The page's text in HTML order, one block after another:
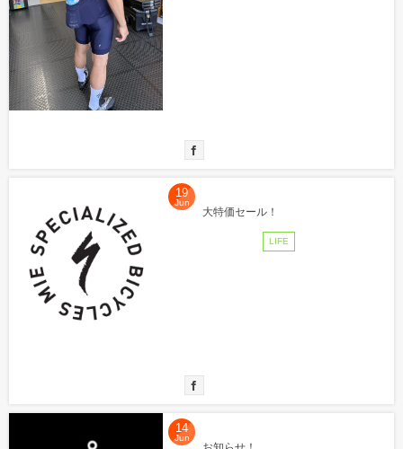
19
Jun
大特価セール！
LIFE
14
Jun